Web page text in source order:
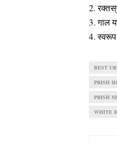
2.
3. गाल
4. स्वरूप
BEST
PRISH
PRISH
WHITE